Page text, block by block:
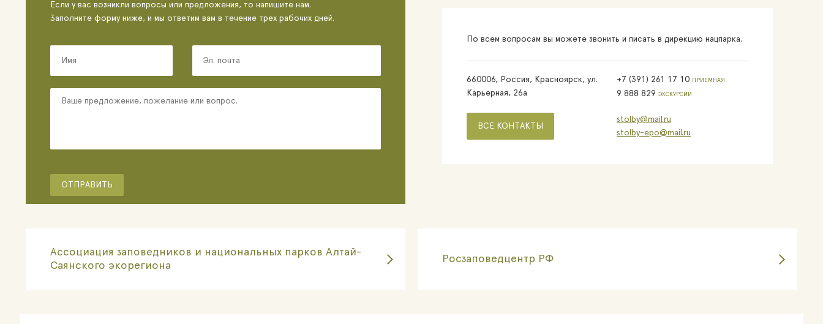
Если у вас возникли вопросы или предложения, то напишите нам.
Заполните форму ниже, и мы ответим вам в течение трех рабочих дней.
По всем вопросам вы можете звонить и писать в дирекцию нацпарка.
660006, Россия, Красноярск, ул.
Карьерная, 26а
+7 (391) 261 17 10 ПРИЕМНАЯ
9 888 829 ЭКСКУРСИИ
ВСЕ КОНТАКТЫ
stolby@mail.ru
stolby-epo@mail.ru
Ассоциация заповедников и национальных парков Алтай-
Саянского экорегиона
Росзаповедцентр РФ